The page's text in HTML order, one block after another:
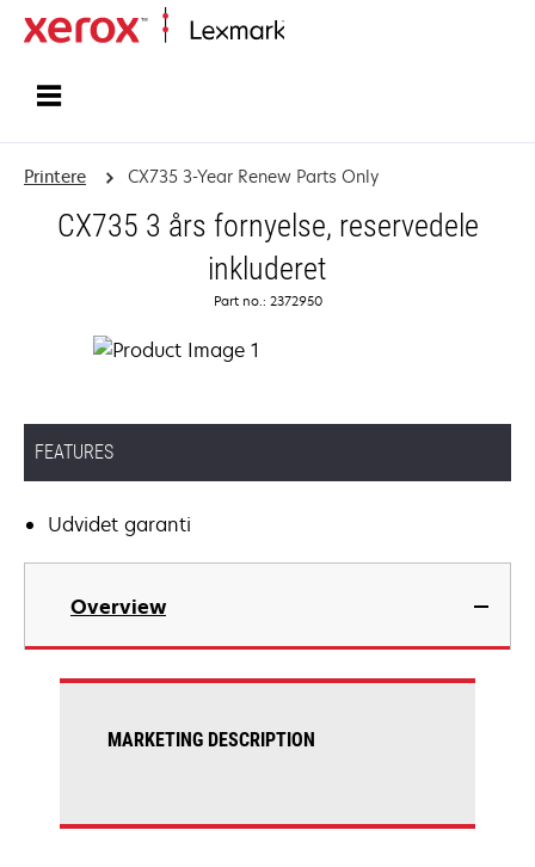
Printere CX735 3-Year Renew Parts Only
CX735 3 års fornyelse, reservedele
inkluderet
Part no.: 2372950
FEATURES
Udvidet garanti
Overview
MARKETING DESCRIPTION